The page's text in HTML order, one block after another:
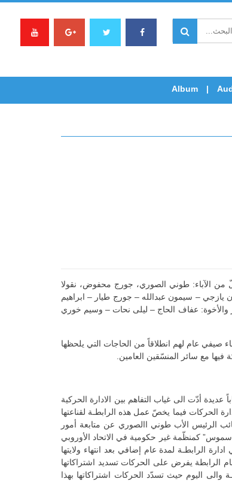
Album
كلّ من الآباء: طوني الصوري، جورج محفوض، نقولا
يازجي – سيمون عبدالله – جورج طيار – ابراهيم
عفاف الحاج – ليلى نحات – وسيم خوري
صيفي عام لهم انطلاقاً من الحاجات التي يلحظها
مع سائر المنسّقين العامين.
أدّت الى غياب التفاهم بين الادارة الحركية
فيما يخصّ عمل هذه الرابطـة لقناعتها
الرئيس الأب طوني االصوري عن متابعة أمور
كمنظّمة غير حكومية في الاتحاد الأوروبي
الرابطـة لمدة عام إضافي بعد انتهاء ولايتها
يفرض على الحركات تسديد اشتراكاتها
والى اليوم حيث تسدّد الحركات اشتراكاتها بهذا